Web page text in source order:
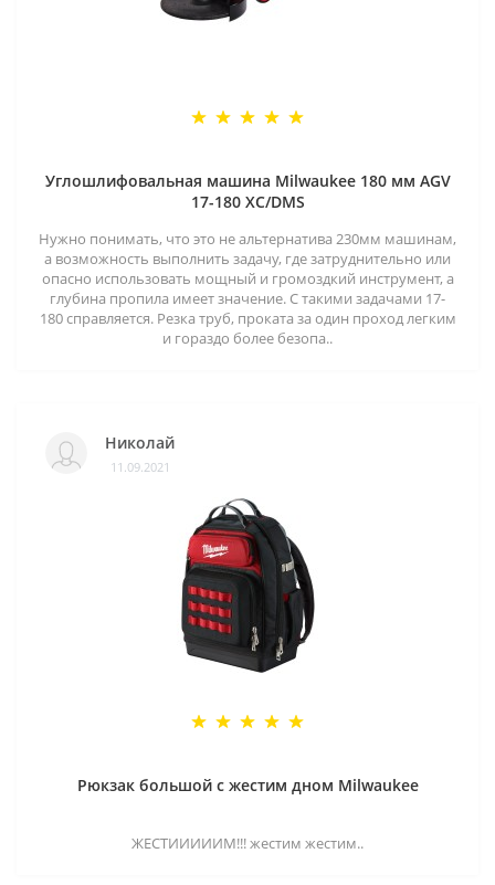
Углошлифовальная машина Milwaukee 180 мм AGV
17-180 XC/DMS
Нужно понимать, что это не альтернатива 230мм машинам,
а возможность выполнить задачу, где затруднительно или
опасно использовать мощный и громоздкий инструмент, а
глубина пропила имеет значение. С такими задачами 17-
180 справляется. Резка труб, проката за один проход легким
и гораздо более безопа..
Николай
11.09.2021
Рюкзак большой с жестим дном Milwaukee
ЖЕСТИИИИИМ!!! жестим жестим..